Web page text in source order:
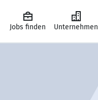
Jobs finden Unternehmen